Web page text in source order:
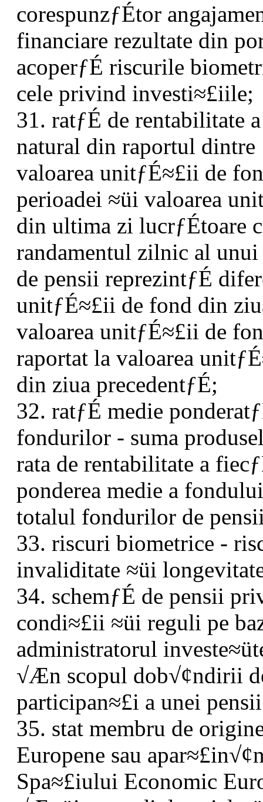
corespunzƒÉtor
financiare rezultate din
acoperƒÉ riscurile
cele privind investi≈£iile;
31. ratƒÉ de rentabilitate
natural din raportul dintre
valoarea unitƒÉ≈£ii de
perioadei ≈üi valoarea
din ultima zi lucrƒÉtoare
randamentul zilnic al
de pensii reprezintƒÉ
unitƒÉ≈£ii de fond din
valoarea unitƒÉ≈£ii de
raportat la valoarea
din ziua precedentƒÉ;
32. ratƒÉ medie
fondurilor - suma
rata de rentabilitate a
ponderea medie a
totalul fondurilor de
33. riscuri biometrice -
invaliditate ≈üi
34. schemƒÉ de pensii
condi≈£ii ≈üi reguli pe
administratorul
√Æn scopul dob√¢ndirii
participan≈£i a unei
35. stat membru de
Europene sau
Spa≈£iului Economic